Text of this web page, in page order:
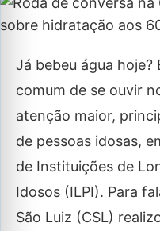
Já bebeu água
comum de se ouvir
atenção maior,
de pessoas idosas,
de Instituições de
Idosos (ILPI). Para
São Luiz (CSL)